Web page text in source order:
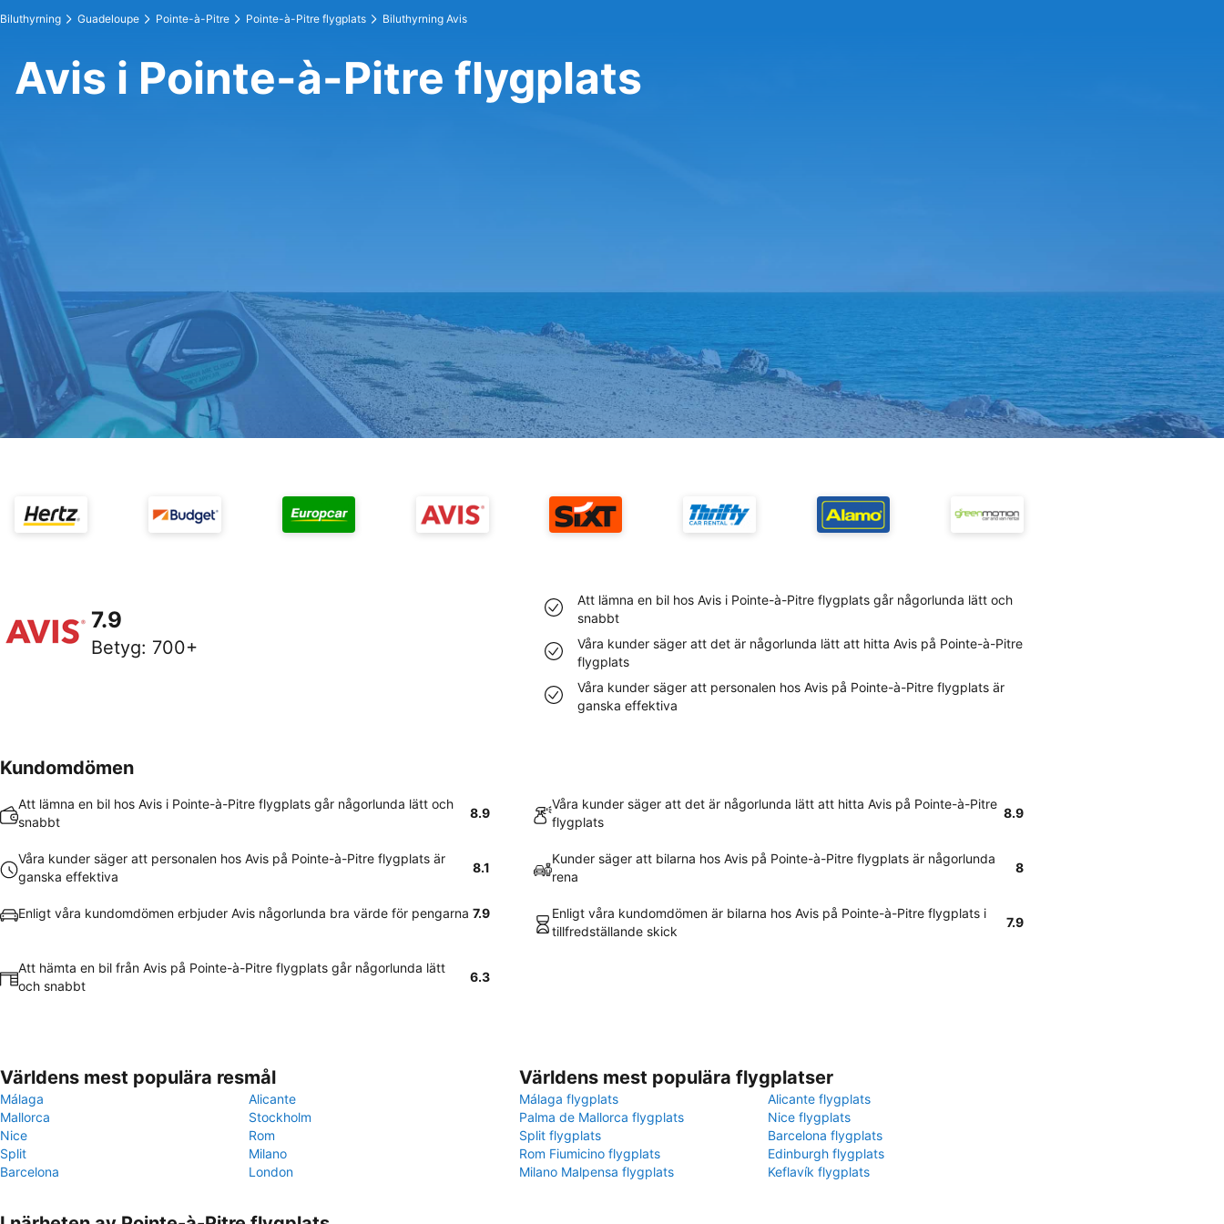
Biluthyrning Guadeloupe Pointe-à-Pitre Pointe-à-Pitre flygplats Biluthyrning Avis
Avis i Pointe-à-Pitre flygplats
7.9
Betyg: 700+
Att lämna en bil hos Avis i Pointe-à-Pitre flygplats går någorlunda lätt och
snabbt
Våra kunder säger att det är någorlunda lätt att hitta Avis på Pointe-à-Pitre
flygplats
Våra kunder säger att personalen hos Avis på Pointe-à-Pitre flygplats är
ganska effektiva
Kundomdömen
Att lämna en bil hos Avis i Pointe-à-Pitre flygplats går någorlunda lätt och
snabbt
8.9
Våra kunder säger att det är någorlunda lätt att hitta Avis på Pointe-à-Pitre
flygplats
8.9
Våra kunder säger att personalen hos Avis på Pointe-à-Pitre flygplats är
ganska effektiva
8.1
Kunder säger att bilarna hos Avis på Pointe-à-Pitre flygplats är någorlunda
rena
8
Enligt våra kundomdömen erbjuder Avis någorlunda bra värde för pengarna 7.9
Enligt våra kundomdömen är bilarna hos Avis på Pointe-à-Pitre flygplats i
tillfredställande skick
7.9
Att hämta en bil från Avis på Pointe-à-Pitre flygplats går någorlunda lätt
och snabbt
6.3
Världens mest populära resmål
Málaga
Alicante
Mallorca
Stockholm
Nice
Rom
Split
Milano
Barcelona
London
Världens mest populära flygplatser
Málaga flygplats
Alicante flygplats
Palma de Mallorca flygplats
Nice flygplats
Split flygplats
Barcelona flygplats
Rom Fiumicino flygplats
Edinburgh flygplats
Milano Malpensa flygplats
Keflavík flygplats